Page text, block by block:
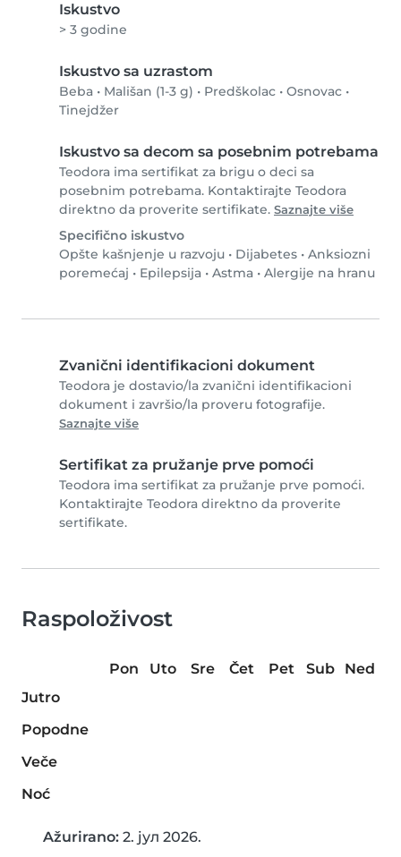
Iskustvo
> 3 godine
Iskustvo sa uzrastom
Beba • Mališan (1-3 g) • Predškolac • Osnovac •
Tinejdžer
Iskustvo sa decom sa posebnim potrebama
Teodora ima sertifikat za brigu o deci sa
posebnim potrebama. Kontaktirajte Teodora
direktno da proverite sertifikate. Saznajte više
Specifično iskustvo
Opšte kašnjenje u razvoju • Dijabetes • Anksiozni
poremećaj • Epilepsija • Astma • Alergije na hranu
Zvanični identifikacioni dokument
Teodora je dostavio/la zvanični identifikacioni
dokument i završio/la proveru fotografije.
Saznajte više
Sertifikat za pružanje prve pomoći
Teodora ima sertifikat za pružanje prve pomoći.
Kontaktirajte Teodora direktno da proverite
sertifikate.
Raspoloživost
Pon Uto Sre Čet Pet Sub
Ned
Jutro
Popodne
Veče
Noć
Ažurirano: 2. јул 2026.